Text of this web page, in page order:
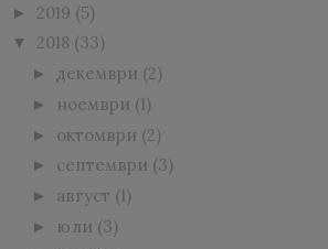
► 2019 (5)
▼ 2018 (33)
► декември (2)
► ноември (1)
► октомври (2)
► септември (3)
► август (1)
► юли (3)